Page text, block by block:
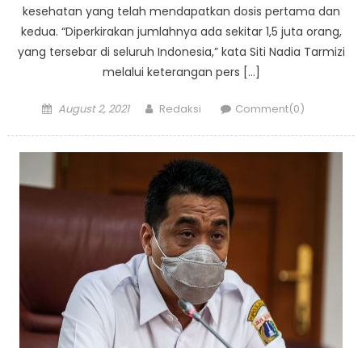
kesehatan yang telah mendapatkan dosis pertama dan
kedua. “Diperkirakan jumlahnya ada sekitar 1,5 juta orang,
yang tersebar di seluruh Indonesia,” kata Siti Nadia Tarmizi
melalui keterangan pers […]
Posted
August 2, 2021 Author
Redaksi Comment(0)